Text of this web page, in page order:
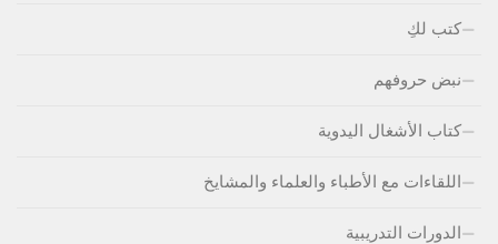
كتب لكِ
نبض حروفهم
كتاب الأشغال اليدوية
اللقاءات مع الأطباء والعلماء والمشايخ
الدورات التدريبية